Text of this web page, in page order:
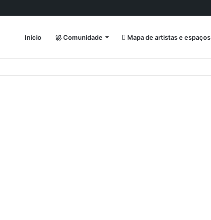
Início Comunidade Mapa de artistas e espaços